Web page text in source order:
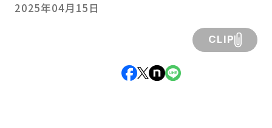
2025年04月15日
CLIP